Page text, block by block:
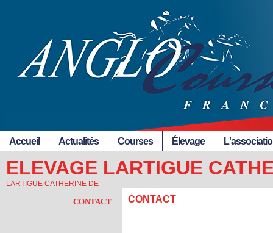
Accueil Actualités Courses Élevage
ELEVAGE LARTIGUE
LARTIGUE CATHERINE DE
CONTACT CONTACT